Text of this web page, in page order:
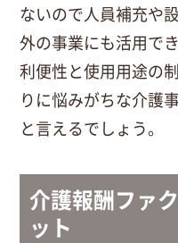
ないので人員補充や
外の事業にも活用で
利便性と使用用途の
りに悩みがちな介護
と言えるでしょう。
介護報酬ファ
ット